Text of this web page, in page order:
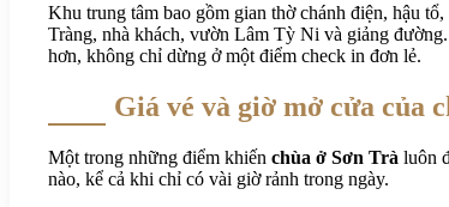
Khu trung tâm bao gồm gian thờ chánh điện, hậu
Tràng, nhà khách, vườn Lâm Tỳ Ni và giảng
hơn, không chỉ dừng ở một điểm check in đơn lẻ.
Giá vé và giờ mở cửa của
Một trong những điểm khiến chùa ở Sơn Trà luôn
nào, kể cả khi chỉ có vài giờ rảnh trong ngày.